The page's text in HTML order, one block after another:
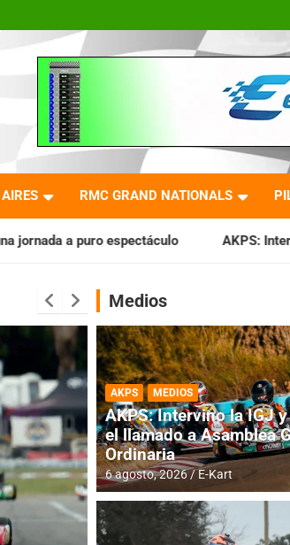
RMC GRAND NATIONALS
AKPS: Intervino la IGJ y oficializó
Medios
AKPS MEDIOS
AKPS: Intervino la IGJ
el llamado a Asamblea
Ordinaria
6 agosto, 2026 E-Kart